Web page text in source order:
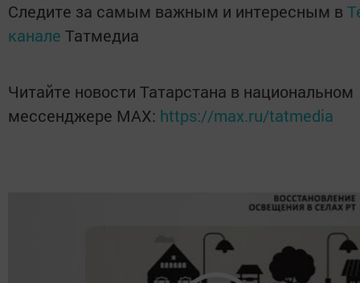
Следите за самым важным и интересным в
канале Татмедиа
Читайте новости Татарстана в национальном
мессенджере MАХ: https://max.ru/tatmedia